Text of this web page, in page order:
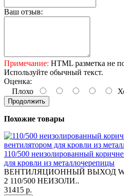
Ваш отзыв:
Примечание: HTML разметка не
Используйте обычный текст.
Оценка:
Плохо
Продолжить
Похожие товары
110/500 неизолированный
для кровли из металлочерепицы
ВЕНТИЛЯЦИОННЫЙ ВЫХОД
2 110/500 НЕИЗОЛИ..
31415 р.